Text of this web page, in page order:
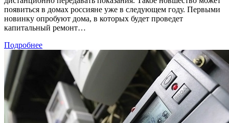
появиться в домах россияне уже в следующем году. Первыми
новинку опробуют дома, в которых будет проведет
капитальный ремонт…
Подробнее